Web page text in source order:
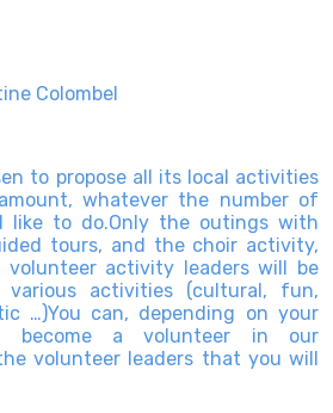
Colombel
to propose all its local activities
whatever the number of
like to do.Only the outings with
tours, and the choir activity,
volunteer activity leaders will be
various activities (cultural, fun,
…)You can, depending on your
become a volunteer in our
volunteer leaders that you will